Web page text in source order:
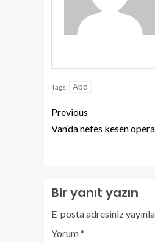
Tags: Abd
Previous
Van’da nefes kesen
Bir yanıt yazın
E-posta adresiniz
Yorum*